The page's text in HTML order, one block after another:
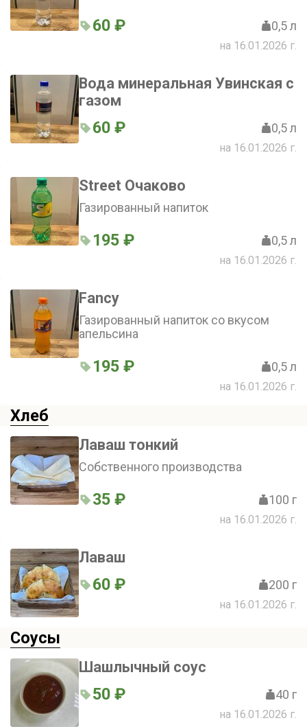
60 ₽ 0,5 л
на 16.01.2026 г.
Вода минеральная Увинская с
газом
60 ₽ 0,5 л
на 16.01.2026 г.
Street Очаково
Газированный напиток
195 ₽ 0,5 л
на 16.01.2026 г.
Fancy
Газированный напиток со вкусом
апельсина
195 ₽ 0,5 л
на 16.01.2026 г.
Хлеб
Лаваш тонкий
Собственного производства
35 ₽ 100 г
на 16.01.2026 г.
Лаваш
60 ₽ 200 г
на 16.01.2026 г.
Соусы
Шашлычный соус
50 ₽ 40 г
на 16.01.2026 г.